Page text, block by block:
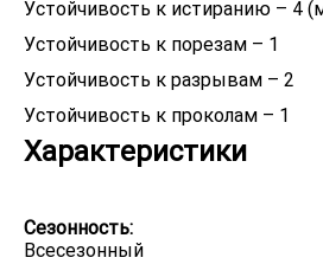
Устойчивость к истиранию – 4
Устойчивость к порезам – 1
Устойчивость к разрывам – 2
Устойчивость к проколам – 1
Характеристики
Сезонность:
Всесезонный